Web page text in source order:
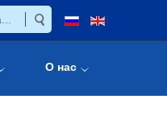
О нас